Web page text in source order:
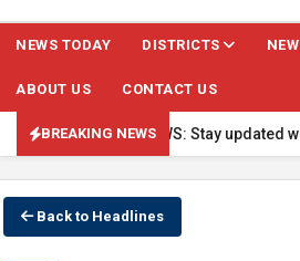
NEWS TODAY DISTRICTS
ABOUT US CONTACT US
BREAKING NEWS
🔴 BREAKING NEWS: Stay updated
Back to Headlines